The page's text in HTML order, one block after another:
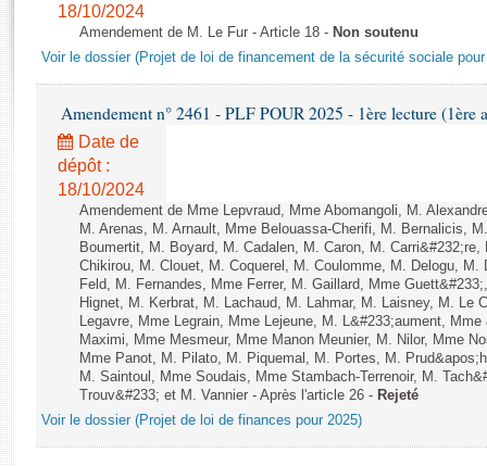
Rapports d'information
Rapports sur l'application des lois
Baromètre de l’application des lois
Dossiers législatifs
Budget et sécurité sociale
Questions écrites et orales
Comptes rendus des débats
Anciennes législatures
Liens vers les sites publics
18/10/2024
Amendement de M. Le Fur - Article 18 - Non soutenu
Voir le dossier (Projet de loi de financement de la sécurité sociale pour
Amendement n° 2461 - PLF POUR 2025 - 1ère lecture (1ère
Date de
dépôt :
18/10/2024
Amendement de Mme Lepvraud, Mme Abomangoli, M.
M. Arenas, M. Arnault, Mme Belouassa-Cherifi, M. Bernalicis,
Boumertit, M. Boyard, M. Cadalen, M. Caron, M.
Chikirou, M. Clouet, M. Coquerel, M. Coulomme, M. Delogu, M.
Feld, M. Fernandes, Mme Ferrer, M. Gaillard, Mme
Hignet, M. Kerbrat, M. Lachaud, M. Lahmar, M. Laisney, M. Le
Legavre, Mme Legrain, Mme Lejeune, M. L&#233;aument,
Maximi, Mme Mesmeur, Mme Manon Meunier, M. Nilor, Mme
Mme Panot, M. Pilato, M. Piquemal, M. Portes, M.
M. Saintoul, Mme Soudais, Mme Stambach-Terrenoir, M.
Trouv&#233; et M. Vannier - Après l'article 26 - Rejeté
Voir le dossier (Projet de loi de finances pour 2025)